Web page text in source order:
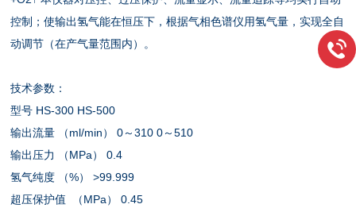
控制；使输出氢气能在恒压下，根据气相色谱仪用氢气量，实现全自
动调节（在产气量范围内）。
技术参数：
型号 HS-300 HS-500
输出流量 （ml/min） 0～310 0～510
输出压力 （MPa） 0.4
氢气纯度 （%） >99.999
超压保护值 （MPa） 0.45